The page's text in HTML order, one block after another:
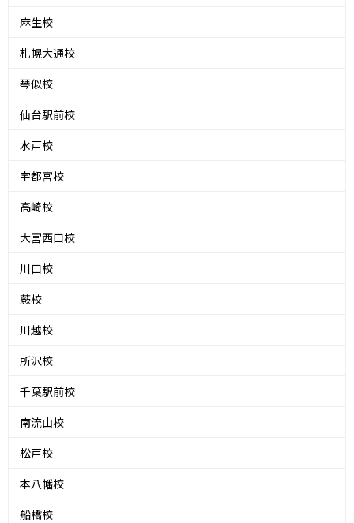
麻生校
札幌大通校
琴似校
仙台駅前校
水戸校
宇都宮校
高崎校
大宮西口校
川口校
蕨校
川越校
所沢校
千葉駅前校
南流山校
松戸校
本八幡校
船橋校